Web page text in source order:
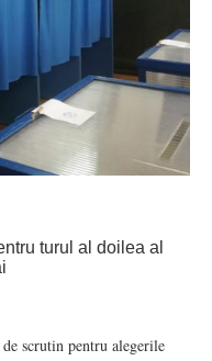
turul al doilea al
scrutin pentru alegerile